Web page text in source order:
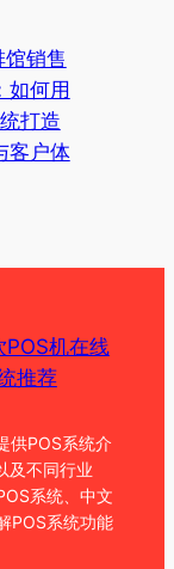
馆销售
如何用
打造
客户体
机在线
推荐
供POS系统介
及不同行业
系统、中文
POS系统功能